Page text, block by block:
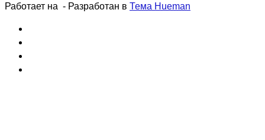
Работает на - Разработан в Тема Hueman